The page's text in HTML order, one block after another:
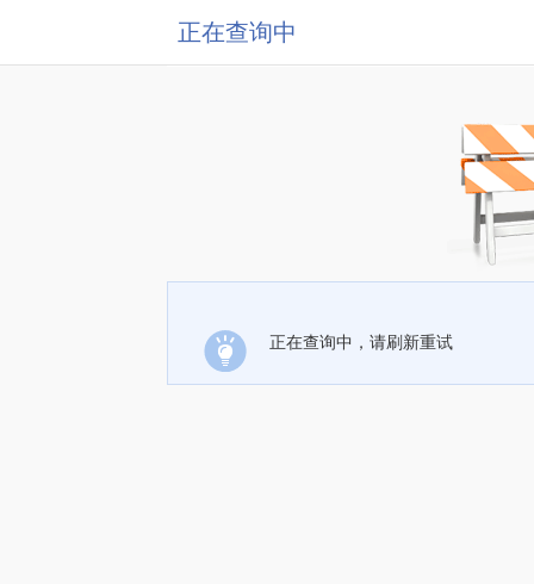
正在查询中
正在查询中，请刷新重试